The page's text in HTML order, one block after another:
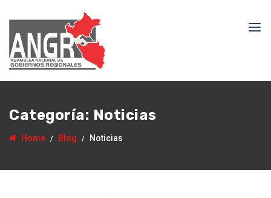
Categoría: Noticias
Home Blog Noticias